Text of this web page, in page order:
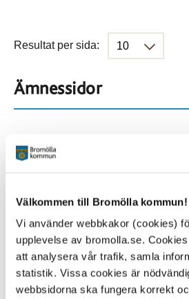
Välkommen till Bromölla kommun!
Vi använder webbkakor (cookies)
upplevelse av bromolla.se.
att analysera vår trafik, samla
statistik. Vissa cookies är
webbsidorna ska fungera korrekt
Resultat per sida:
Ämnessidor
Hela webbplatsen
Alla platser